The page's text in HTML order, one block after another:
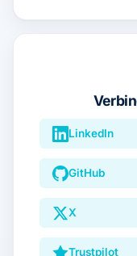
LinkedIn
GitHub
X
Trustpilot